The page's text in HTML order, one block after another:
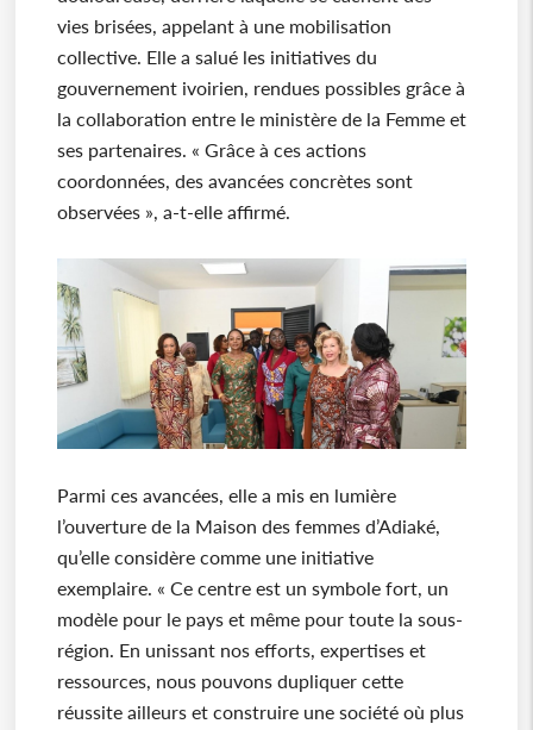
vies brisées, appelant à une mobilisation
collective. Elle a salué les initiatives du
gouvernement ivoirien, rendues possibles grâce à
la collaboration entre le ministère de la Femme et
ses partenaires. « Grâce à ces actions
coordonnées, des avancées concrètes sont
observées », a-t-elle affirmé.
Parmi ces avancées, elle a mis en lumière
l’ouverture de la Maison des femmes d’Adiaké,
qu’elle considère comme une initiative
exemplaire. « Ce centre est un symbole fort, un
modèle pour le pays et même pour toute la sous-
région. En unissant nos efforts, expertises et
ressources, nous pouvons dupliquer cette
réussite ailleurs et construire une société où plus